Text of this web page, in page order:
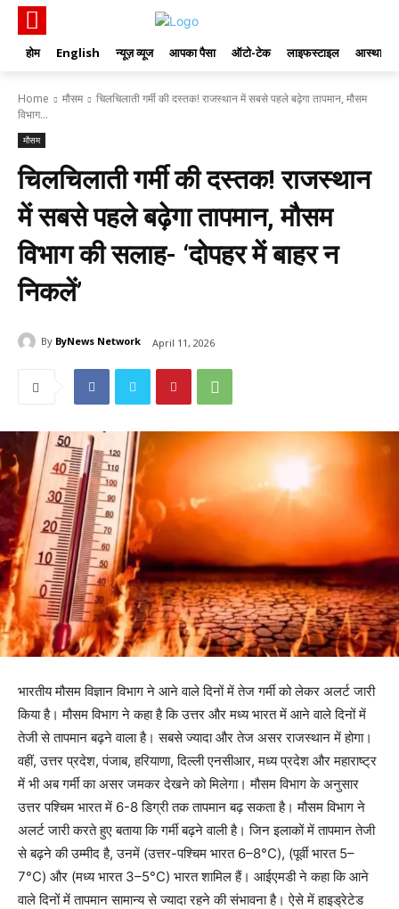
होम English न्यूज़ व्यूज आपका पैसा ऑटो-टेक लाइफस्टाइल आस्था
Home मौसम
चिलचिलाती गर्मी की दस्तक! राजस्थान में सबसे पहले बढ़ेगा तापमान, मौसम
विभाग...
मौसम
चिलचिलाती गर्मी की दस्तक! राजस्थान
में सबसे पहले बढ़ेगा तापमान, मौसम
विभाग की सलाह- ‘दोपहर में बाहर न
निकलें’
By ByNews Network April 11, 2026
भारतीय मौसम विज्ञान विभाग ने आने वाले दिनों में तेज गर्मी को लेकर अलर्ट जारी
किया है। मौसम विभाग ने कहा है कि उत्तर और मध्य भारत में आने वाले दिनों में
तेजी से तापमान बढ़ने वाला है। सबसे ज्यादा और तेज असर राजस्थान में होगा।
वहीं, उत्तर प्रदेश, पंजाब, हरियाणा, दिल्ली एनसीआर, मध्य प्रदेश और महाराष्ट्र
में भी अब गर्मी का असर जमकर देखने को मिलेगा। मौसम विभाग के अनुसार
उत्तर पश्चिम भारत में 6-8 डिग्री तक तापमान बढ़ सकता है। मौसम विभाग ने
अलर्ट जारी करते हुए बताया कि गर्मी बढ़ने वाली है। जिन इलाकों में तापमान तेजी
से बढ़ने की उम्मीद है, उनमें (उत्तर-पश्चिम भारत 6–8°C), (पूर्वी भारत 5–
7°C) और (मध्य भारत 3–5°C) भारत शामिल हैं। आईएमडी ने कहा कि आने
वाले दिनों में तापमान सामान्य से ज्यादा रहने की संभावना है। ऐसे में हाइड्रेटेड